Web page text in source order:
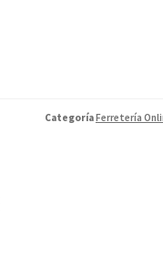
CategoríaFerretería